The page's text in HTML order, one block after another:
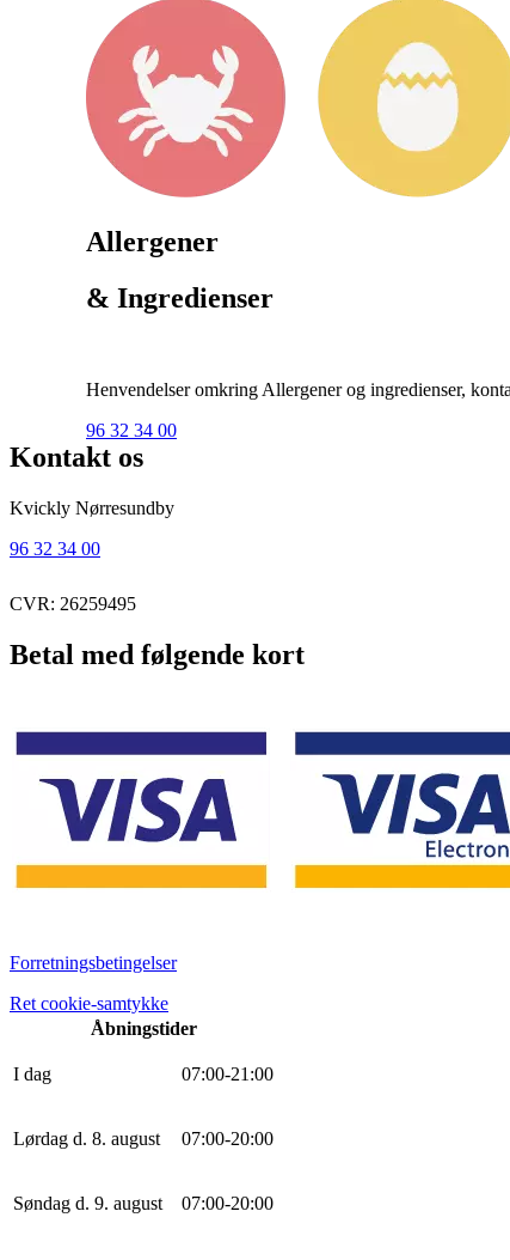
Allergener
& Ingredienser
Henvendelser omkring Allergener og ingredienser,
96 32 34 00
Kontakt os
Kvickly Nørresundby
96 32 34 00
CVR: 26259495
Betal med følgende kort
Forretningsbetingelser
Ret cookie-samtykke
Åbningstider
I dag 07:00-21:00
Lørdag d. 8. august 07:00-20:00
Søndag d. 9. august 07:00-20:00